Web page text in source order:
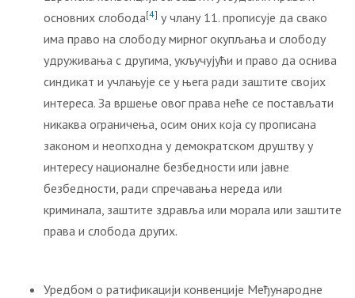
основних слобода[4] у члану 11. прописује да свако
има право на слободу мирног окупљања и слободу
удруживања с другима, укључујући и право да оснива
синдикат и учлањује се у њега ради заштите својих
интереса. За вршење овог права неће се постављати
никаква ограничења, осим оних која су прописана
законом и неопходна у демократском друштву у
интересу националне безбедности или јавне
безбедности, ради спречавања нереда или
криминала, заштите здравља или морала или заштите
права и слобода других.
Уредбом о ратификацији конвенције Међународне